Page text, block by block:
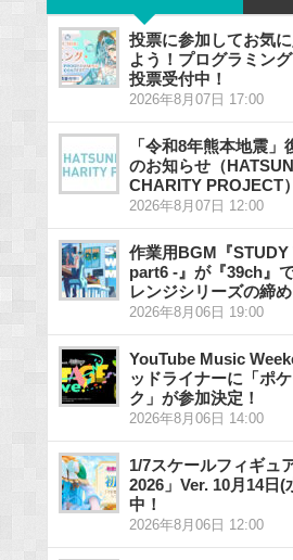
投票に参加してお気
よう！プログラミン
投票受付中！
2026年8月07日 17:00
「令和8年熊本地震
のお知らせ（
CHARITY PROJECT）
2026年8月07日 12:00
作業用BGM『
part6 -』が『39ch』
レンジシリーズの締め
2026年8月06日 19:00
YouTube Music
ッドライナーに「ポ
ク」が参加決定！
2026年8月06日 14:00
1/7スケールフィギュ
2026」Ver. 10月14日
中！
2026年8月06日 12:00